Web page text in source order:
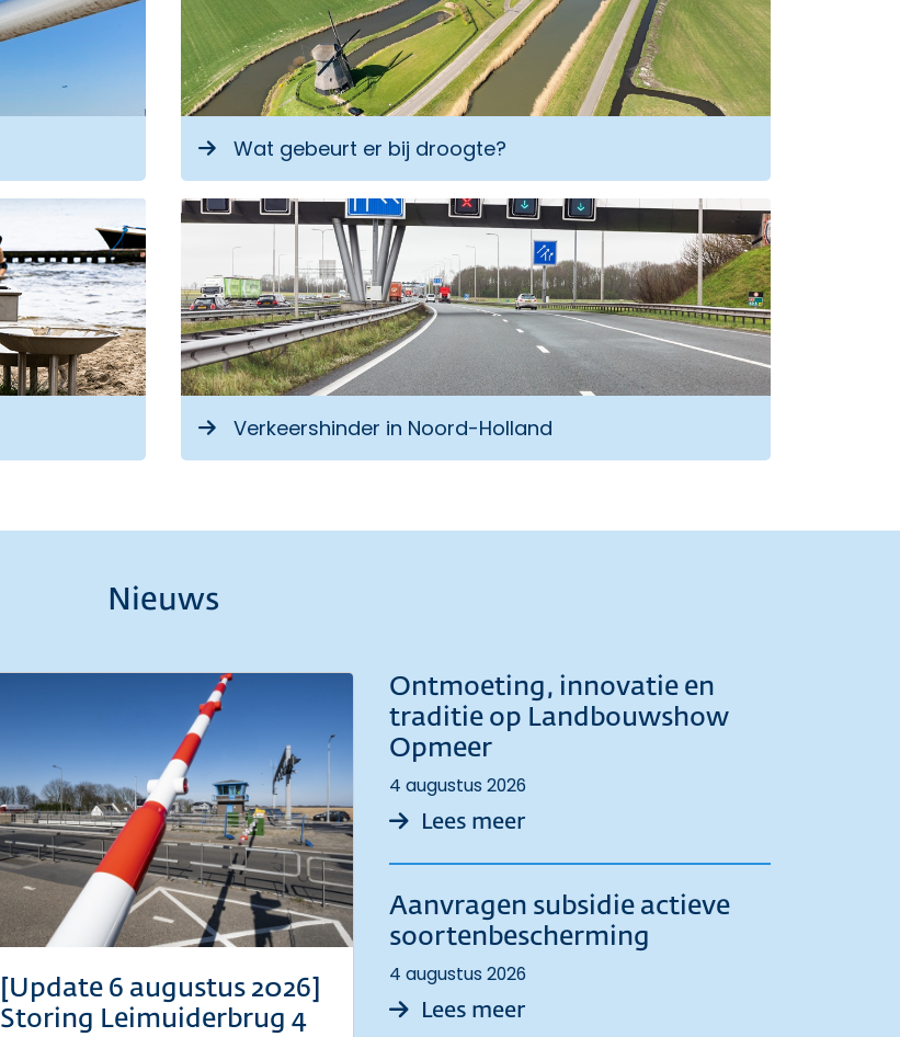
Wat gebeurt er bij droogte?
Verkeershinder in Noord-Holland
Nieuws
[Update 6 augustus 2026]
Storing Leimuiderbrug 4
Ontmoeting, innovatie en
traditie op Landbouwshow
Opmeer
4 augustus 2026
Lees meerover Ontmoeting, innovatie en
Aanvragen subsidie actieve
soortenbescherming
4 augustus 2026
Lees meerover Aanvragen subsidie actieve